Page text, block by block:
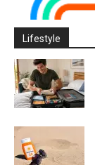
Lifestyle